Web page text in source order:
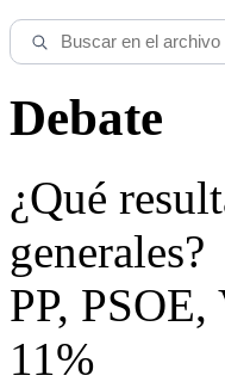
Debate
¿Qué
generales?
PP,
11%